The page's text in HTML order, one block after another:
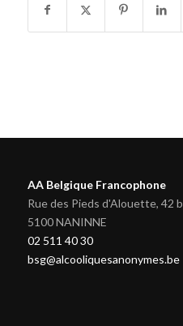
AA Belgique Francophone
Rue des Pieds d'Alouette, 42 b
5100 NANINNE
02 511 40 30
bsg@alcooliquesanonymes.be